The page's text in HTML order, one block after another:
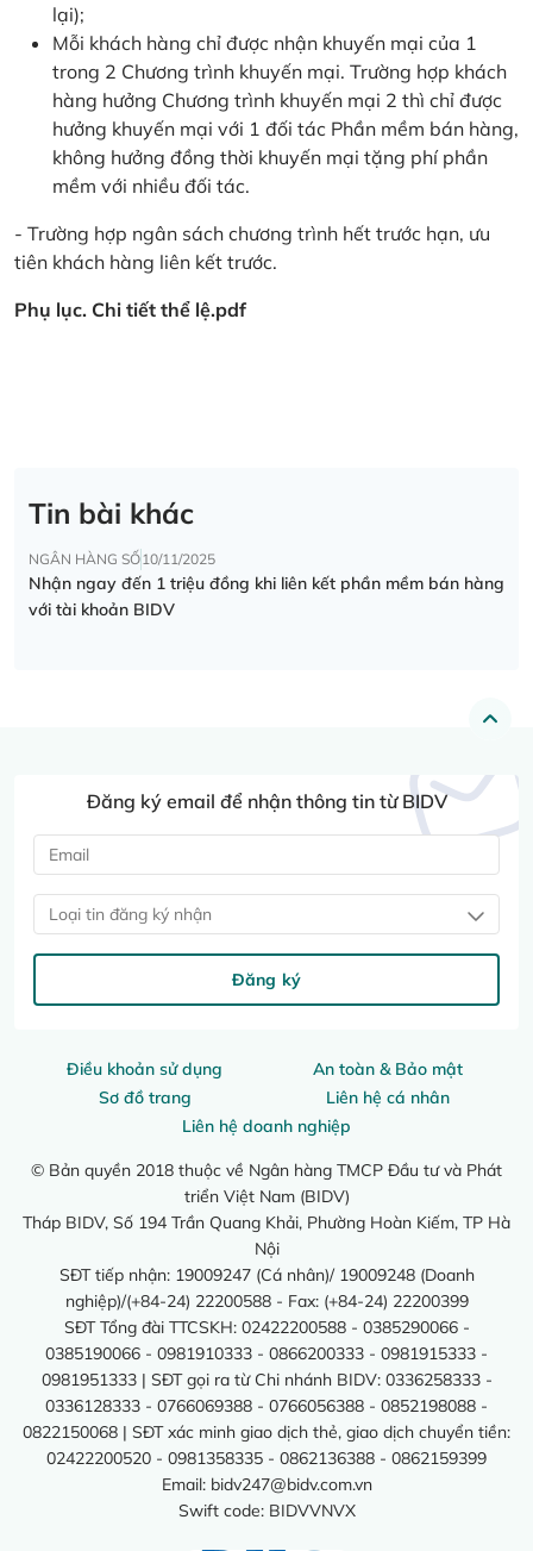
lại);
Mỗi khách hàng chỉ được nhận khuyến mại của 1
trong 2 Chương trình khuyến mại. Trường hợp khách
hàng hưởng Chương trình khuyến mại 2 thì chỉ được
hưởng khuyến mại với 1 đối tác Phần mềm bán hàng,
không hưởng đồng thời khuyến mại tặng phí phần
mềm với nhiều đối tác.
- Trường hợp ngân sách chương trình hết trước hạn, ưu
tiên khách hàng liên kết trước.
Phụ lục. Chi tiết thể lệ.pdf
Tin bài khác
NGÂN HÀNG SỐ10/11/2025
Nhận ngay đến 1 triệu đồng khi liên kết phần mềm bán hàng
với tài khoản BIDV
Điều khoản sử dụng
An toàn & Bảo mật
Sơ đồ trang
Liên hệ cá nhân
Liên hệ doanh nghiệp
© Bản quyền 2018 thuộc về Ngân hàng TMCP Đầu tư và Phát
triển Việt Nam (BIDV)
Tháp BIDV, Số 194 Trần Quang Khải, Phường Hoàn Kiếm, TP Hà
Nội
SĐT tiếp nhận: 19009247 (Cá nhân)/ 19009248 (Doanh
nghiệp)/(+84-24) 22200588 - Fax: (+84-24) 22200399
SĐT Tổng đài TTCSKH: 02422200588 - 0385290066 -
0385190066 - 0981910333 - 0866200333 - 0981915333 -
0981951333 | SĐT gọi ra từ Chi nhánh BIDV: 0336258333 -
0336128333 - 0766069388 - 0766056388 - 0852198088 -
0822150068 | SĐT xác minh giao dịch thẻ, giao dịch chuyển tiền:
02422200520 - 0981358335 - 0862136388 - 0862159399
Email: bidv247@bidv.com.vn
Swift code: BIDVVNVX
Đăng ký email để nhận thông tin từ BIDV
Loại tin đăng ký nhận
Đăng ký